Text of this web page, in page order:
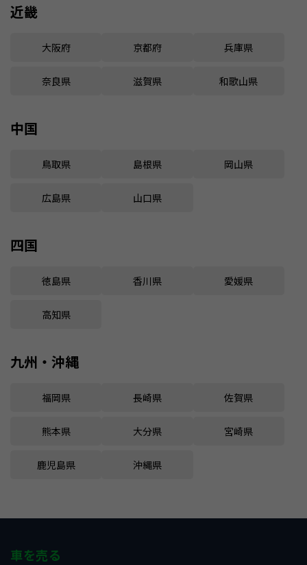
近畿
大阪府 京都府 兵庫県
奈良県 滋賀県 和歌山県
中国
鳥取県 島根県 岡山県
広島県 山口県
四国
徳島県 香川県 愛媛県
高知県
九州・沖縄
福岡県 長崎県 佐賀県
熊本県 大分県 宮崎県
鹿児島県 沖縄県
車を売る